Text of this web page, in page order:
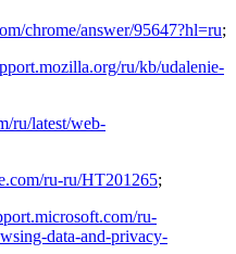
chrome/answer/95647?hl=ru;
ru/kb/udalenie-
ru/latest/web-
ru-ru/HT201265;
ru-
data-and-privacy-